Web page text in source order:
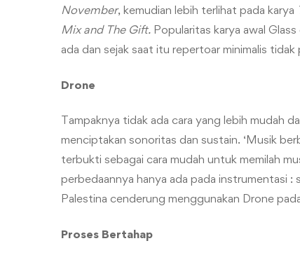
November, kemudian lebih terlihat pada karya
Mix and The Gift. Popularitas karya awal
ada dan sejak saat itu repertoar minimalis
Drone
Tampaknya tidak ada cara yang lebih mudah
menciptakan sonoritas dan sustain. ‘Musik
terbukti sebagai cara mudah untuk memilah
perbedaannya hanya ada pada instrumentasi :
Palestina cenderung menggunakan Drone
Proses Bertahap